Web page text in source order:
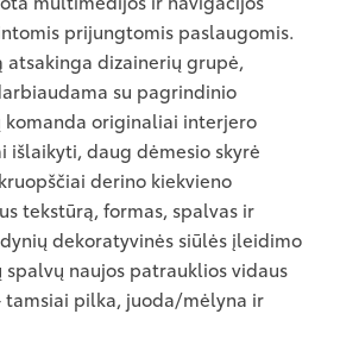
prijungtomis paslaugomis.
atsakinga dizainerių grupė,
su pagrindinio
komanda originaliai interjero
išlaikyti, daug dėmesio skyrė
derino kiekvieno
tekstūrą, formas, spalvas ir
dekoratyvinės siūlės įleidimo
naujos patrauklios vidaus
tamsiai pilka, juoda/mėlyna ir